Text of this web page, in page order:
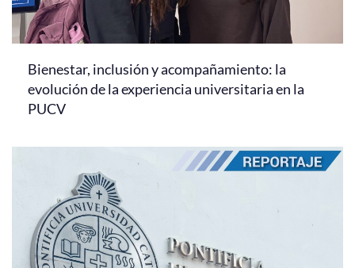
Bienestar, inclusión y acompañamiento: la
evolución de la experiencia universitaria en la
PUCV